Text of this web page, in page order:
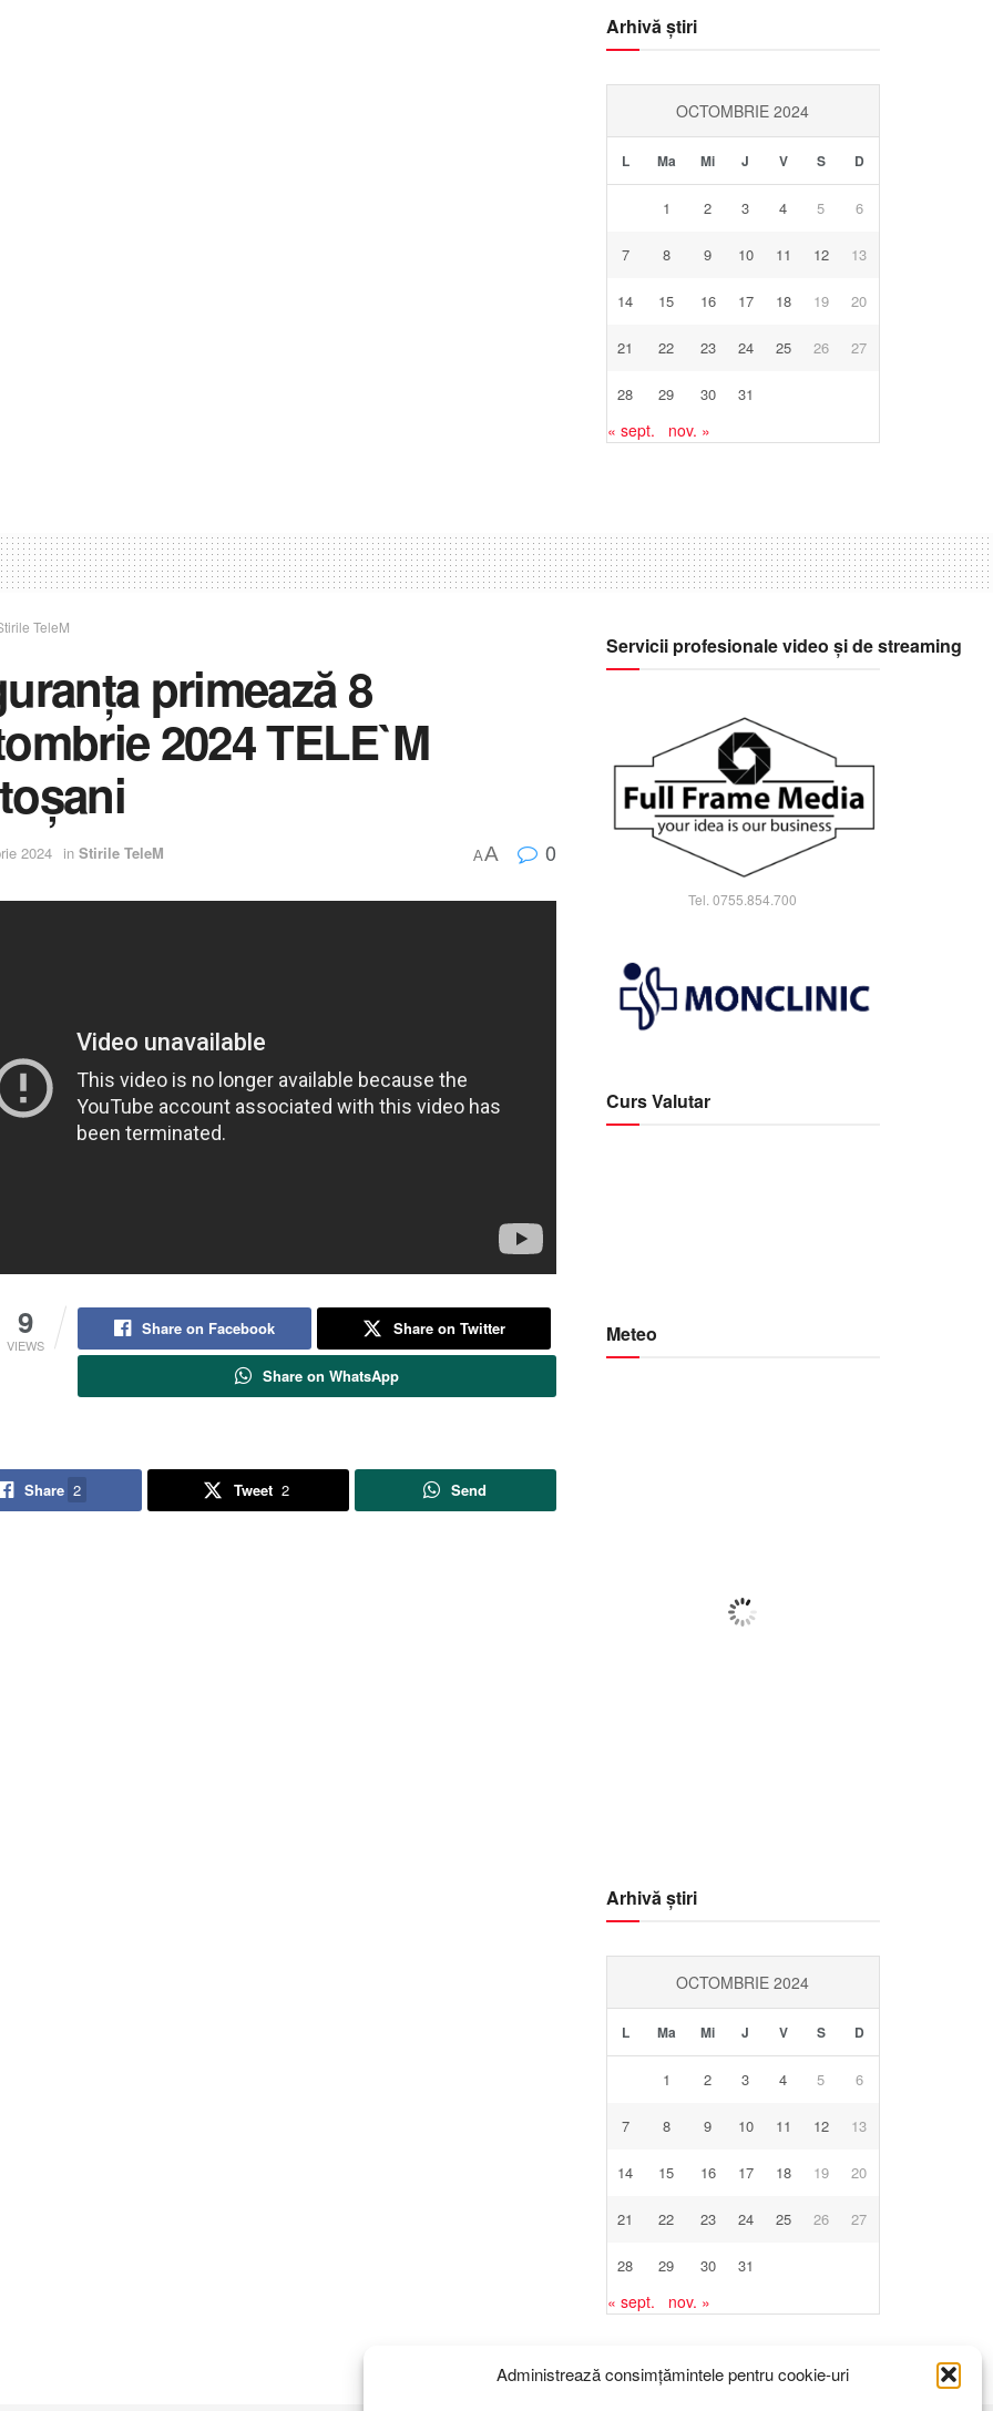
Administrează consimțămintele pentru cookie-uri
Arhivă știri
OCTOMBRIE 2024
L Ma Mi J V S D
1 2 3 4 5 6
7 8 9 10 11 12 13
14 15 16 17 18 19 20
21 22 23 24 25 26 27
28 29 30 31
« sept. nov. »
TeleM
primează 8
2024 TELE`M
2024 in Stirile TeleM AA 0
9
VIEWS
Share on Facebook Share on Twitter
Share on WhatsApp
Share 2 Tweet 2 Send
Servicii profesionale video și de streaming
Tel. 0755.854.700
Curs Valutar
Meteo
Ploaie Moderată
Wind Gust:
Arhivă știri
OCTOMBRIE 2024
L Ma Mi J V S D
1 2 3 4 5 6
7 8 9 10 11 12 13
14 15 16 17 18 19 20
21 22 23 24 25 26 27
28 29 30 31
« sept. nov. »